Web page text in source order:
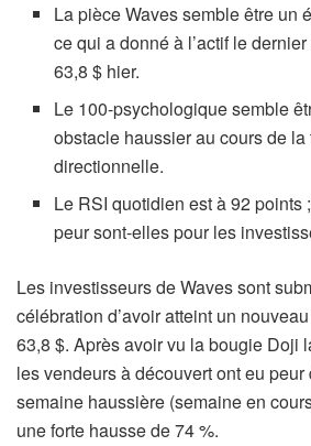
La pièce Waves semble être un
ce qui a donné à l’actif le
63,8 $ hier.
Le 100-psychologique semble
obstacle haussier au cours de
directionnelle.
Le RSI quotidien est à 92 points
peur sont-elles pour les
Les investisseurs de Waves sont
célébration d’avoir atteint un
63,8 $. Après avoir vu la bougie Doji
les vendeurs à découvert ont eu
semaine haussière (semaine en
une forte hausse de 74 %.